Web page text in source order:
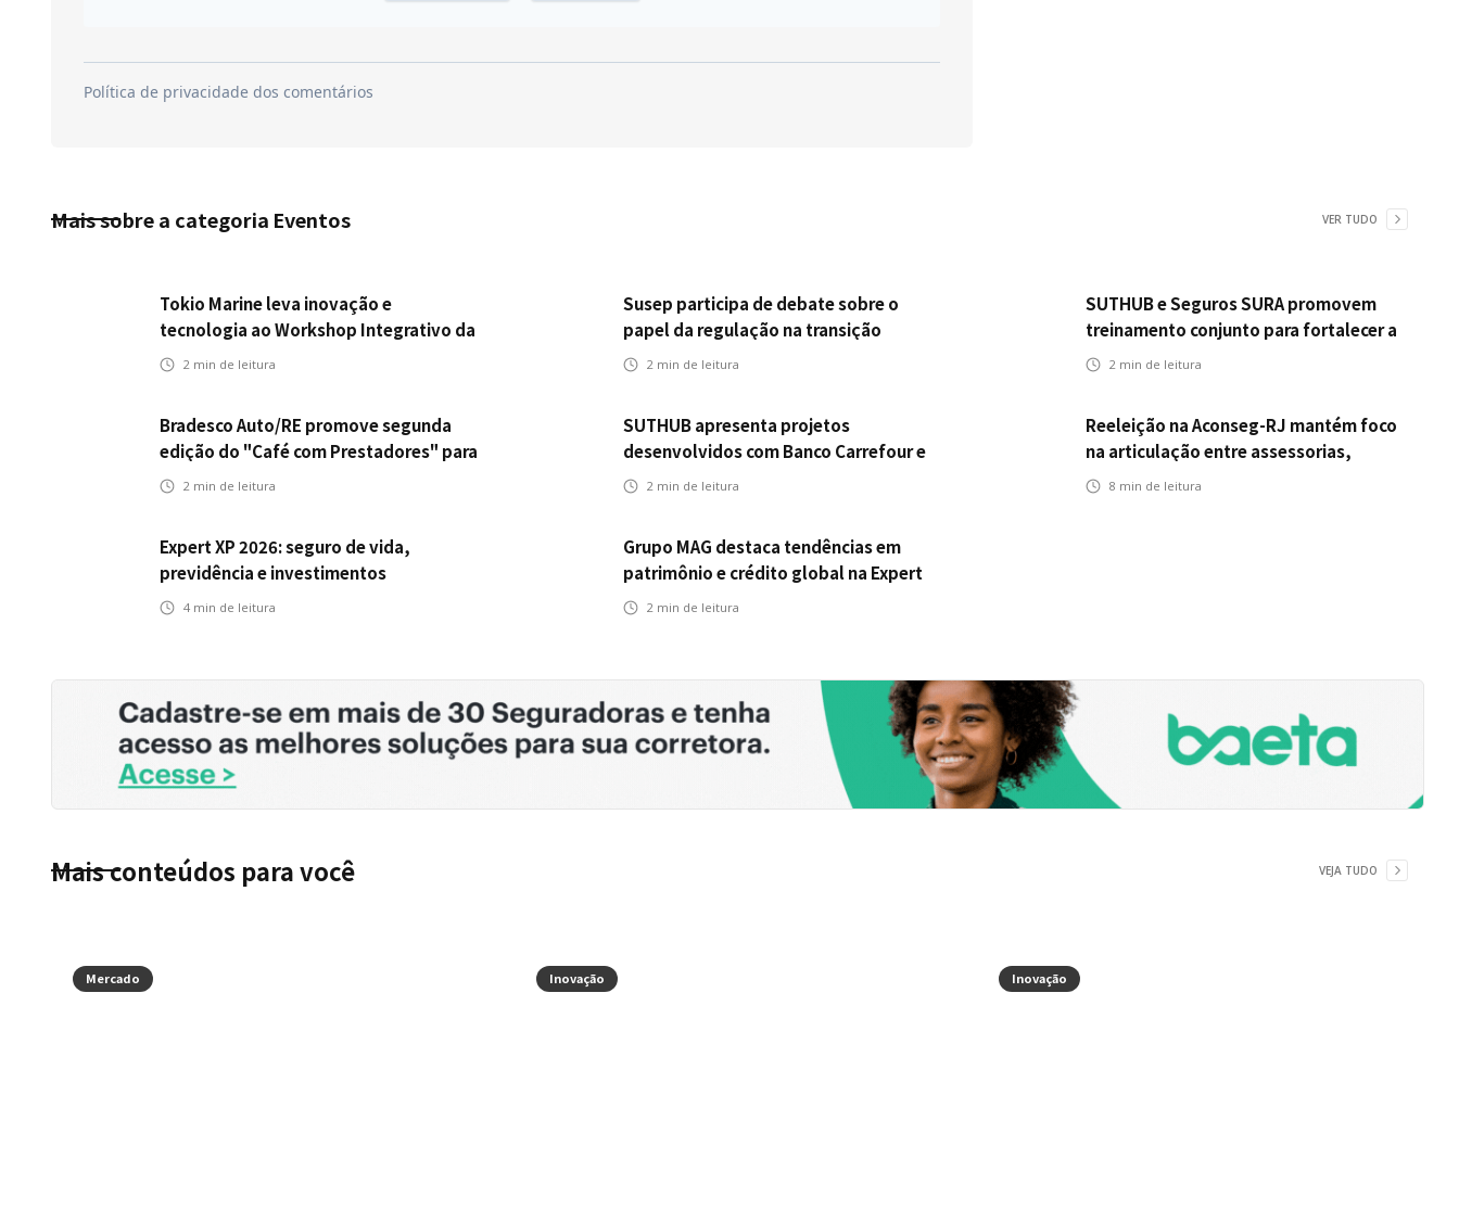
Mais sobre a categoria Eventos VER TUDO
Tokio Marine leva inovação e
tecnologia ao Workshop Integrativo da
Poli-USP
2 min de leitura
Susep participa de debate sobre o
papel da regulação na transição
climática
2 min de leitura
SUTHUB e Seguros SURA promovem
treinamento conjunto para fortalecer a
operação comercial do Seguro
2 min de leitura
Bradesco Auto/RE promove segunda
edição do "Café com Prestadores" para
fortalecer parceria e aprimorar
2 min de leitura
SUTHUB apresenta projetos
desenvolvidos com Banco Carrefour e
A.PET no Congresso Latino-Americano
2 min de leitura
Reeleição na Aconseg-RJ mantém foco
na articulação entre assessorias,
corretores e seguradoras
8 min de leitura
Expert XP 2026: seguro de vida,
previdência e investimentos
estabelecem uma nova agenda para a
4 min de leitura
Grupo MAG destaca tendências em
patrimônio e crédito global na Expert
XP 2026
2 min de leitura
Mais conteúdos para você VEJA TUDO
Mercado Inovação Inovação